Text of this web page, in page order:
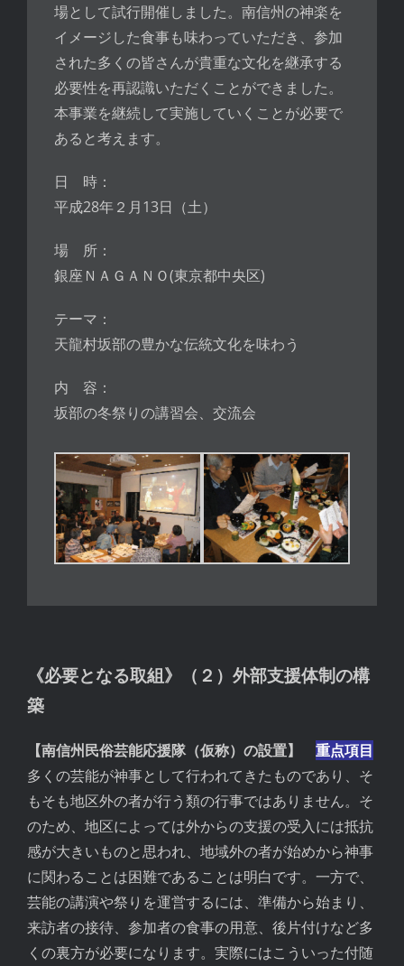
場として試行開催しました。南信州の神楽を
イメージした食事も味わっていただき、参加
された多くの皆さんが貴重な文化を継承する
必要性を再認識いただくことができました。
本事業を継続して実施していくことが必要で
あると考えます。
日 時：
平成28年２月13日（土）
場 所：
銀座ＮＡＧＡＮＯ(東京都中央区)
テーマ：
天龍村坂部の豊かな伝統文化を味わう
内 容：
坂部の冬祭りの講習会、交流会
《必要となる取組》（２）外部支援体制の構
築
【南信州民俗芸能応援隊（仮称）の設置】 重点項目
多くの芸能が神事として行われてきたものであり、そ
もそも地区外の者が行う類の行事ではありません。そ
のため、地区によっては外からの支援の受入には抵抗
感が大きいものと思われ、地域外の者が始めから神事
に関わることは困難であることは明白です。一方で、
芸能の講演や祭りを運営するには、準備から始まり、
来訪者の接待、参加者の食事の用意、後片付けなど多
くの裏方が必要になります。実際にはこういった付随